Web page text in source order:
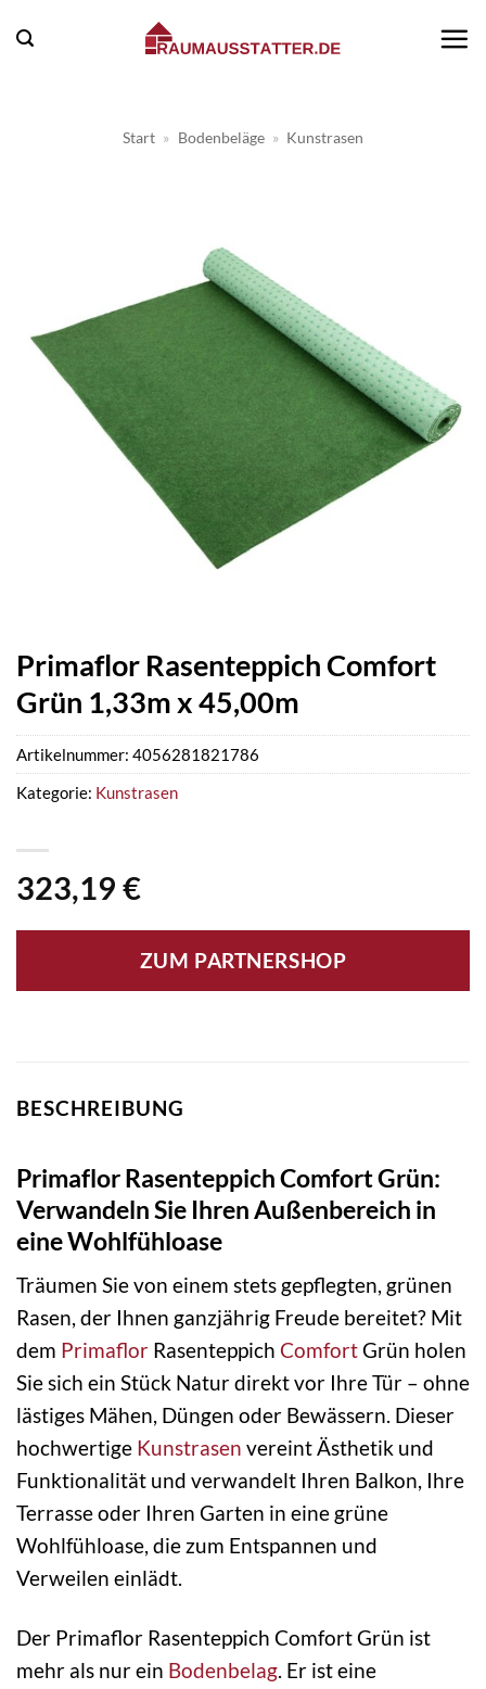
Inhalt
Start » Bodenbeläge » Kunstrasen
Primaflor Rasenteppich Comfort
Grün 1,33m x 45,00m
323,19 €
ZUM PARTNERSHOP
Artikelnummer: 4056281821786
Kategorie: Kunstrasen
BESCHREIBUNG
Primaflor Rasenteppich Comfort Grün:
Verwandeln Sie Ihren Außenbereich in
eine Wohlfühloase
Träumen Sie von einem stets gepflegten, grünen
Rasen, der Ihnen ganzjährig Freude bereitet? Mit
dem Primaflor Rasenteppich ComfortGrün holen
Sie sich ein Stück Natur direkt vor Ihre Tür – ohne
lästiges Mähen, Düngen oder Bewässern. Dieser
hochwertige Kunstrasen vereint Ästhetik und
Funktionalität und verwandelt Ihren Balkon, Ihre
Terrasse oder Ihren Garten in eine grüne
Wohlfühloase, die zum Entspannen und
Verweilen einlädt.
Der Primaflor Rasenteppich Comfort Grün ist
mehr als nur ein Bodenbelag. Er ist eine